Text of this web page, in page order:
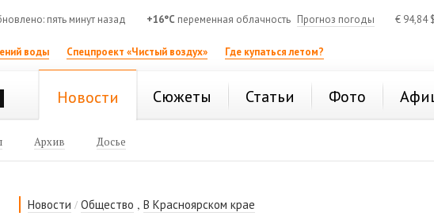
пять минут назад +16°C переменная облачность Прогноз погоды € 94,84$
воды Спецпроект «Чистый воздух» Где купаться летом?
Новости Сюжеты Статьи Фото
Архив Досье
Новости /Общество ,В Красноярском крае